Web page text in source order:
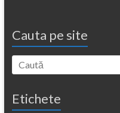
Cauta pe site
Etichete